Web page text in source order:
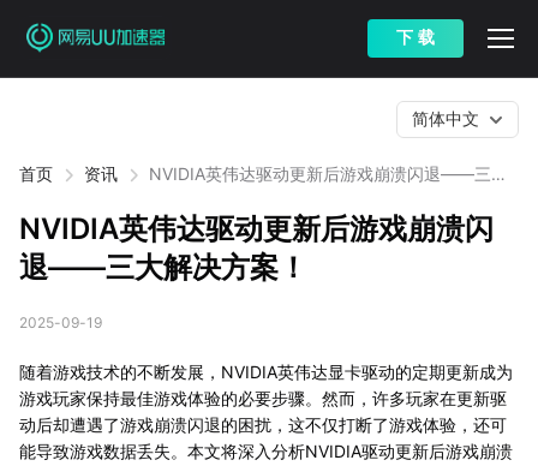
下 载
首页 资讯
NVIDIA英伟达驱动更新后游戏崩溃闪退——三大
简体中文
NVIDIA英伟达驱动更新后游戏崩溃闪
退——三大解决方案！
2025-09-19
随着游戏技术的不断发展，NVIDIA英伟达显卡驱动的定期更新成为
游戏玩家保持最佳游戏体验的必要步骤。然而，许多玩家在更新驱
动后却遭遇了游戏崩溃闪退的困扰，这不仅打断了游戏体验，还可
能导致游戏数据丢失。本文将深入分析NVIDIA驱动更新后游戏崩溃